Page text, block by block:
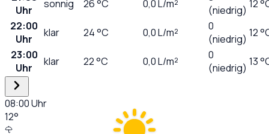
Uhr
sonnig 26°C 0,0L/m²
(niedrig) 12
22:00
Uhr
klar 24°C 0,0L/m²
0
(niedrig) 12
23:00
Uhr
klar 22°C 0,0L/m²
0
(niedrig) 13
08:00Uhr
12°